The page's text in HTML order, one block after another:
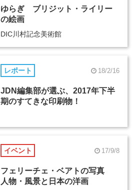
ゆらぎ ブリジット・ライリー
の絵画
DIC川村記念美術館
レポート 18/2/16
JDN編集部が選ぶ、2017年下半
期のすてきな印刷物！
イベント 17/9/8
フェリーチェ・ベアトの写真
人物・風景と日本の洋画